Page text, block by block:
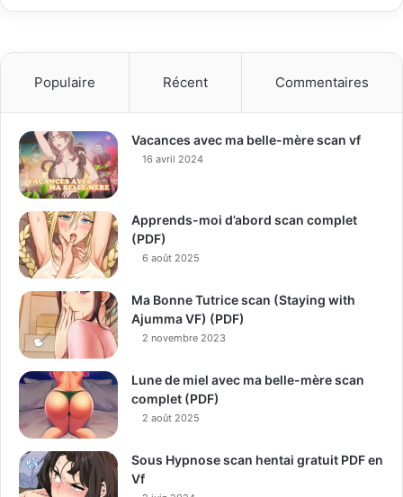
Populaire Récent Commentaires
Vacances avec ma belle-mère scan vf
16 avril 2024
Apprends-moi d’abord scan complet
(PDF)
6 août 2025
Ma Bonne Tutrice scan (Staying with
Ajumma VF) (PDF)
2 novembre 2023
Lune de miel avec ma belle-mère scan
complet (PDF)
2 août 2025
Sous Hypnose scan hentai gratuit PDF en
Vf